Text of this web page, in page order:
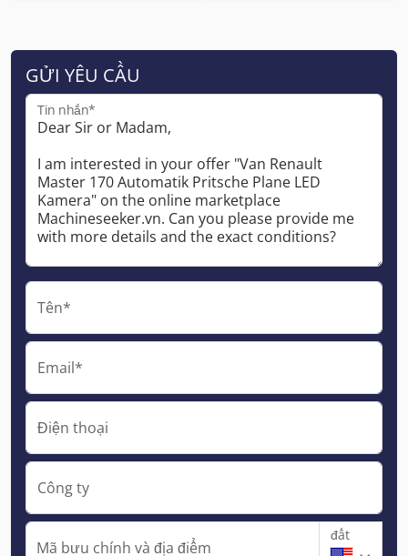
GỬI YÊU CẦU
Tin nhắn*
Tên*
Email*
Điện thoại
Công ty
Mã bưu chính và địa điểm
đất